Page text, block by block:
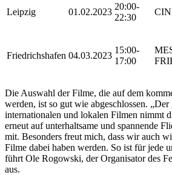
Leipzig 01.02.2023
20:00-
22:30
Friedrichshafen 04.03.2023
15:00-
17:00
Die Auswahl der Filme, die auf dem
werden, ist so gut wie abgeschlossen.
internationalen und lokalen Filmen nimmt
erneut auf unterhaltsame und spannende
mit. Besonders freut mich, dass wir auch
Filme dabei haben werden. So ist für jede
führt Ole Rogowski, der Organisator des
aus.